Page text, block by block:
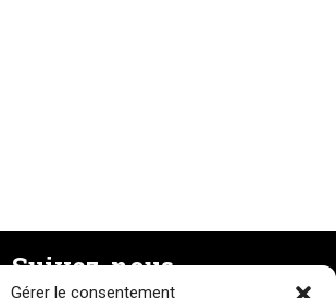
Gérer le consentement
Suivez-nous